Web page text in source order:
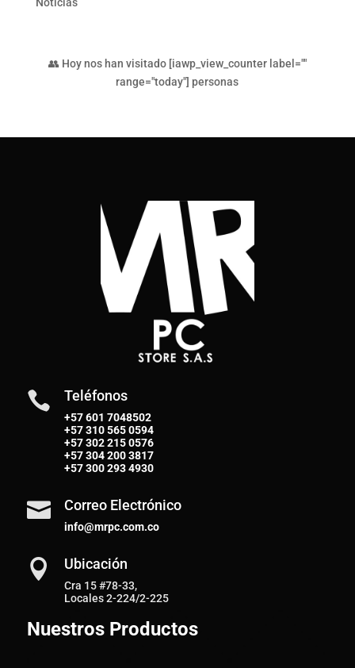
👥 Hoy nos han visitado [iawp_view_counter label=""
range="today"] personas
 Teléfonos
+57 601 7048502
+57310 565 0594
+57302 215 0576
+57304 200 3817
+57300 293 4930
 Correo Electrónico
info@mrpc.com.co
 Ubicación
Cra 15 #78-33,
Locales 2-224/2-225
Nuestros Productos